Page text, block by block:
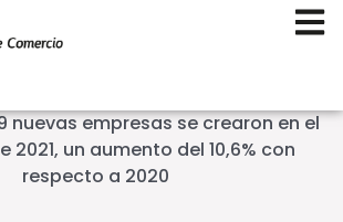
nuevas empresas se crearon en el
2021, un aumento del 10,6% con
respecto a 2020